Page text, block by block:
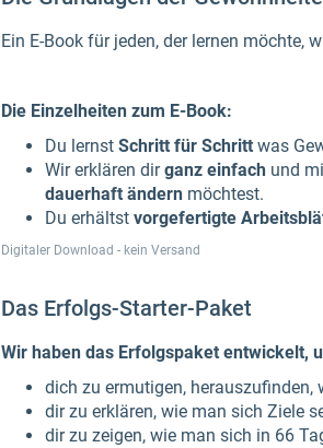
Ein E-Book für jeden, der lernen möchte,
Die Einzelheiten zum E-Book:
Du lernst Schritt für Schritt was
Wir erklären dirganz einfach und
dauerhaft ändern möchtest.
Du erhältst vorgefertigte
Digitaler Download - kein Versand
Das Erfolgs-Starter-Paket
Wir haben das Erfolgspaket entwickelt,
dich zu ermutigen,
dir zu erklären, wie man sich Ziele
dir zu zeigen, wie man sich in 66